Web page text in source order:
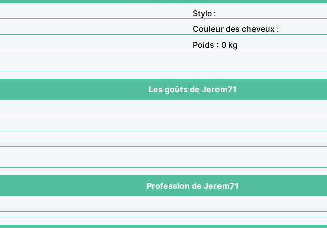
Style :
Couleur des cheveux :
Poids : 0 kg
Les goûts de Jerem71
Profession de Jerem71